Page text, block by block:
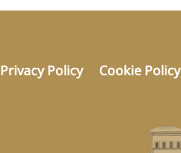
Privacy Policy Cookie Policy